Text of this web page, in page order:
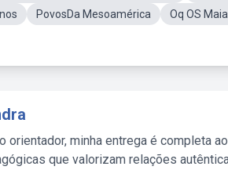
PovosDa Mesoamérica Oq OS
orientador, minha entrega é completa
que valorizam relações